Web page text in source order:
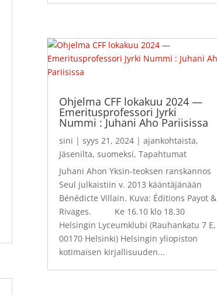
Ohjelma CFF lokakuu 2024 —
Emeritusprofessori Jyrki
Nummi : Juhani Aho Pariisissa
sini | syys 21, 2024| ajankohtaista,
Jäsenilta, suomeksi, Tapahtumat
Juhani Ahon Yksin-teoksen ranskannos
Seul julkaistiin v. 2013 kääntäjänään
Bénédicte Villain. Kuva: Éditions Payot &
Rivages. Ke 16.10 klo 18.30
Helsingin Lyceumklubi (Rauhankatu 7 E,
00170 Helsinki) Helsingin yliopiston
kotimaisen kirjallisuuden...